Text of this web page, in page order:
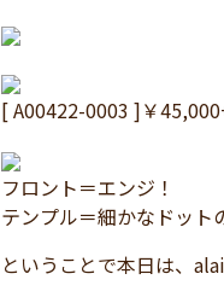
[ A00422-0003 ]￥
フロント＝エンジ！
テンプル＝細かなドット
ということで本日は、